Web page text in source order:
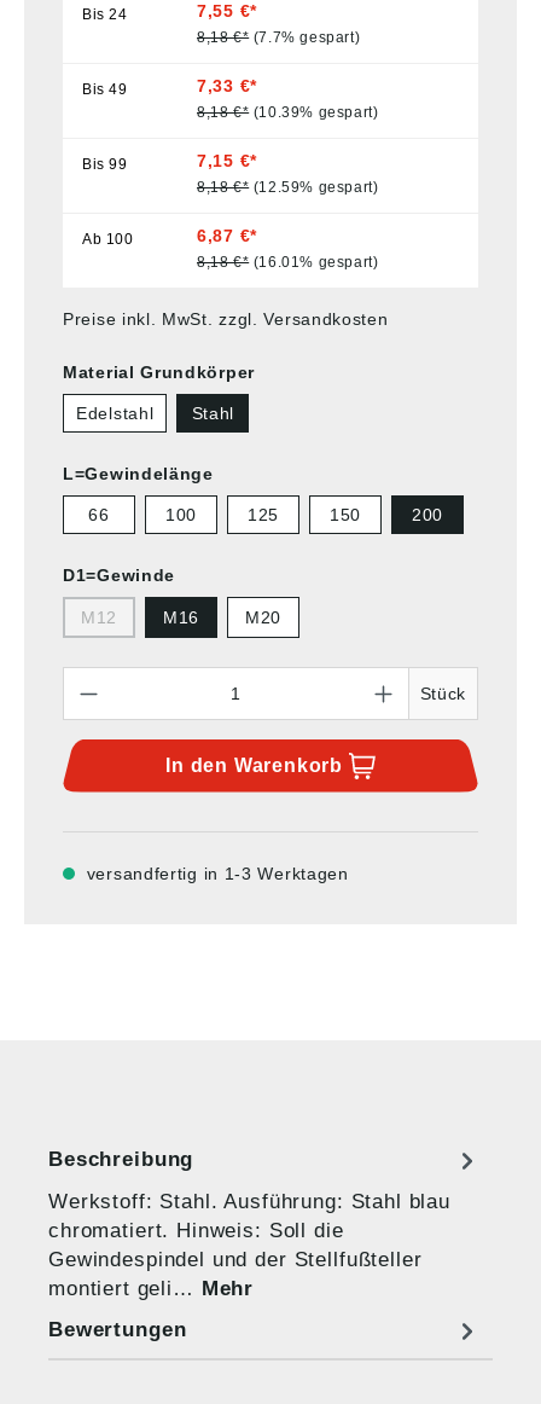
Bis24 7,55 €*
8,18 €* (7.7% gespart)
Bis49 7,33 €*
8,18 €* (10.39% gespart)
Bis99 7,15 €*
8,18 €* (12.59% gespart)
Ab 100 6,87 €*
8,18 €* (16.01% gespart)
Preise inkl. MwSt. zzgl. Versandkosten
Material Grundkörper
Edelstahl Stahl
L=Gewindelänge
66 100 125 150 200
D1=Gewinde
M12 M16 M20
Stück
In den Warenkorb
versandfertig in 1-3 Werktagen
Beschreibung
Werkstoff: Stahl. Ausführung: Stahl blau
chromatiert. Hinweis: Soll die
Gewindespindel und der Stellfußteller
montiert geli… Mehr
Bewertungen